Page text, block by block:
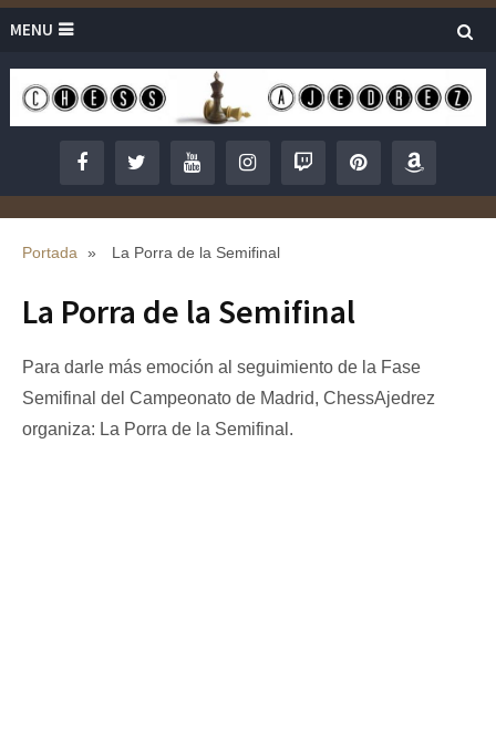
MENU
Portada » La Porra de la Semifinal
La Porra de la Semifinal
Para darle más emoción al seguimiento de la Fase
Semifinal del Campeonato de Madrid, ChessAjedrez
organiza: La Porra de la Semifinal.